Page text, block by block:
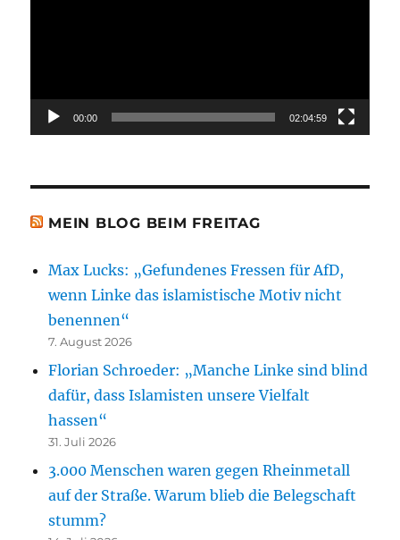
00:00 02:04:59
MEIN BLOG BEIM FREITAG
Max Lucks: „Gefundenes Fressen für AfD,
wenn Linke das islamistische Motiv nicht
benennen“
7. August 2026
Florian Schroeder: „Manche Linke sind blind
dafür, dass Islamisten unsere Vielfalt
hassen“
31. Juli 2026
3.000 Menschen waren gegen Rheinmetall
auf der Straße. Warum blieb die Belegschaft
stumm?